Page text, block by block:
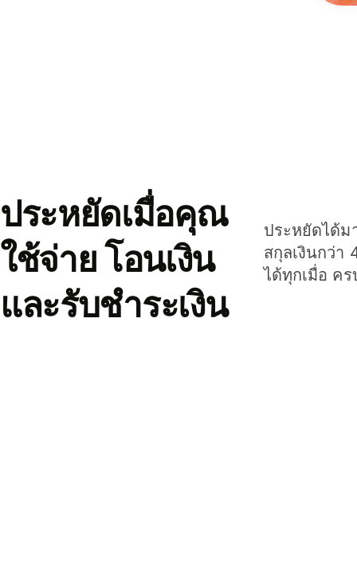
ประหยัดเมื่อคุณ
ใช้จ่าย โอนเงิน
และรับชำระเงิน
ประหยัดได้ม
สกุลเงินกว่า
ได้ทุกเมื่อ ค